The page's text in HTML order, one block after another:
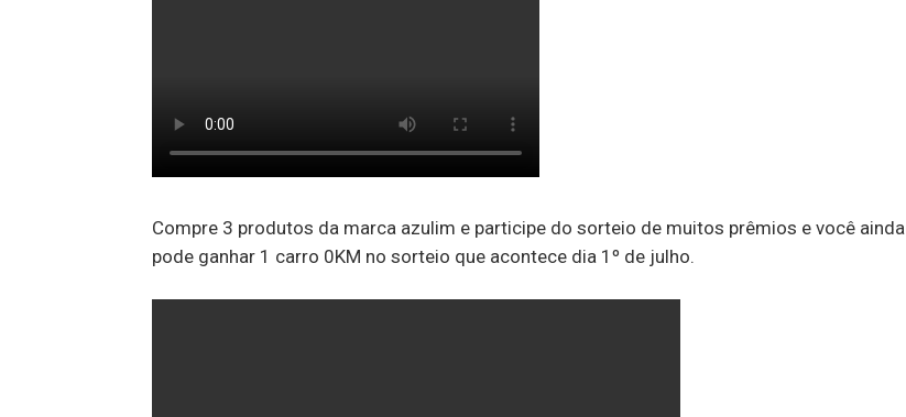
Compre 3 produtos da marca azulim e participe do sorteio de muitos prêmios e você ainda
pode ganhar 1 carro 0KM no sorteio que acontece dia 1º de julho.